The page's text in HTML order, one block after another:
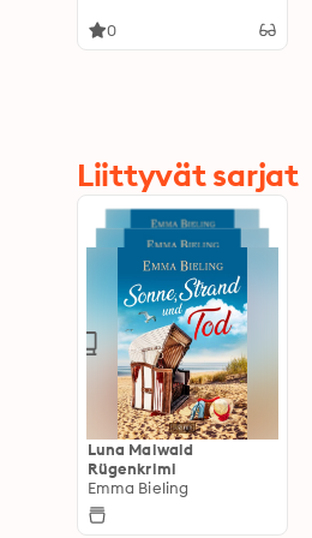
0
Liittyvät sarjat
Luna Maiwald
Rügenkrimi
Emma Bieling